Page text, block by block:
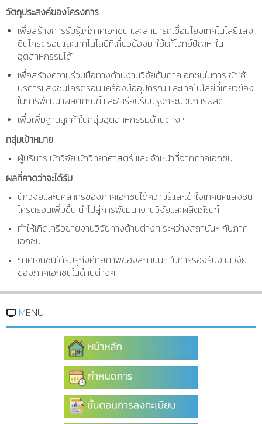
วัตถุประสงค์ของโครงการ
เพื่อสร้างการรับรู้แก่ภาคเอกชน และสามารถเชื่อมโยงเทคโนโลยีแสง
ซินโครตรอนและเทคโนโลยีที่เกี่ยวข้องมาใช้แก้โจทย์ปัญหาใน
อุตสาหกรรมได้
เพื่อสร้างความร่วมมือทางด้านงานวิจัยกับภาคเอกชนในการเข้าใช้
บริการแสงซินโครตรอน เครื่องมืออุปกรณ์ และเทคโนโลยีที่เกี่ยวข้อง
ในการพัฒนาผลิตภัณฑ์ และ/หรือปรับปรุงกระบวนการผลิต
เพื่อเพิ่มฐานลูกค้าในกลุ่มอุตสาหกรรมด้านต่าง ๆ
กลุ่มเป้าหมาย
ผู้บริหาร นักวิจัย นักวิทยาศาสตร์ และเจ้าหน้าที่จากภาคเอกชน
ผลที่คาดว่าจะได้รับ
นักวิจัยและบุคลากรของภาคเอกชนได้ความรู้และเข้าใจเทคนิคแสงซิน
โครตรอนเพิ่มขึ้น นำไปสู่การพัฒนางานวิจัยและผลิตภัณฑ์
ทำให้เกิดเครือข่ายงานวิจัยทางด้านต่างๆ ระหว่างสถาบันฯ กับภาค
เอกชน
ภาคเอกชนได้รับรู้ถึงศักยภาพของสถาบันฯ ในการรองรับงานวิจัย
ของภาคเอกชนในด้านต่างๆ
MENU